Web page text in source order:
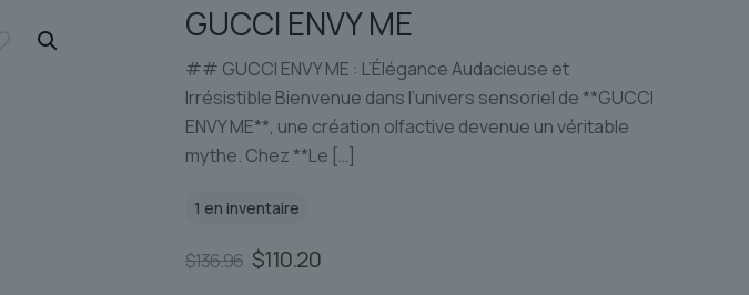
GUCCI ENVY ME
## GUCCI ENVY ME : L’Élégance Audacieuse et
Irrésistible Bienvenue dans l’univers sensoriel de **GUCCI
ENVY ME**, une création olfactive devenue un véritable
mythe. Chez **Le […]
1 en inventaire
$136.96 Le
$110.20Le